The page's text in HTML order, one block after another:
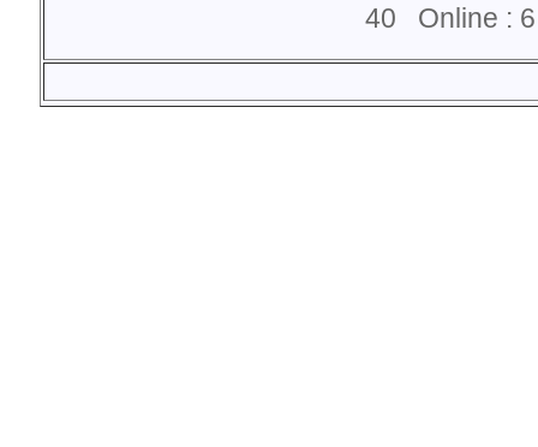
40 Online